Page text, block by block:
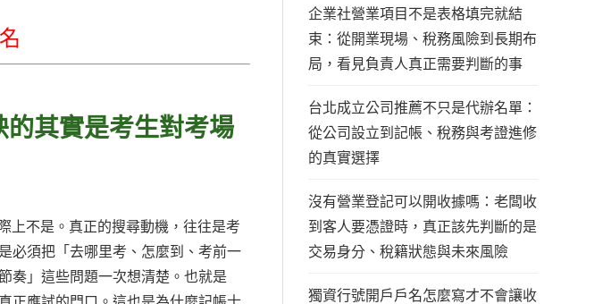
其實是考生對考場
上不是。真正的搜尋動機，往往是考
必須把「去哪里考、怎麼到、考前一
奏」這些問題一次想清楚。也就是
企業社營業項目不是表格填完就結
束：從開業現場、稅務風險到長期布
局，看見負責人真正需要判斷的事
台北成立公司推薦不只是代辦名單：
從公司設立到記帳、稅務與考證進修
的真實選擇
沒有營業登記可以開收據嗎：老闆收
到客人要憑證時，真正該先判斷的是
交易身分、稅籍狀態與未來風險
獨資行號開戶戶名怎麼寫才不會讓收